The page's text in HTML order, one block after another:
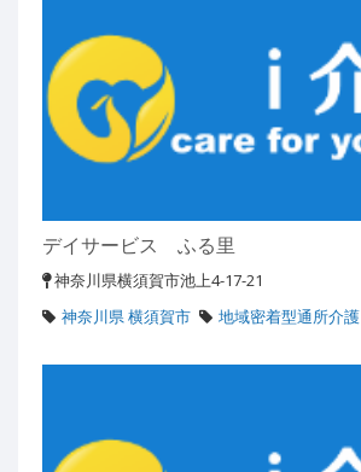
デイサービス ふる里
神奈川県横須賀市池上4-17-21
神奈川県 横須賀市
地域密着型通所介護